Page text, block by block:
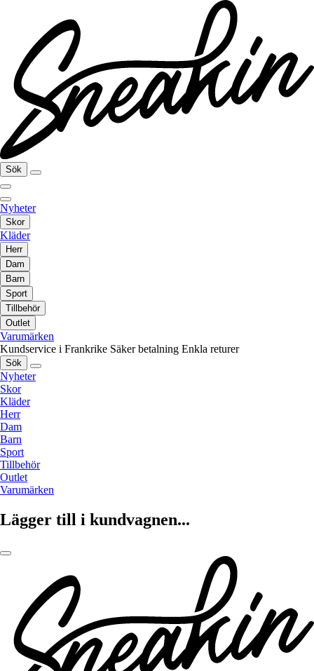
Sök
Nyheter
Skor
Kläder
Herr
Dam
Barn
Sport
Tillbehör
Outlet
Varumärken
Kundservice i Frankrike Säker betalning Enkla returer
Sök
Nyheter
Skor
Kläder
Herr
Dam
Barn
Sport
Tillbehör
Outlet
Varumärken
Lägger till i kundvagnen...